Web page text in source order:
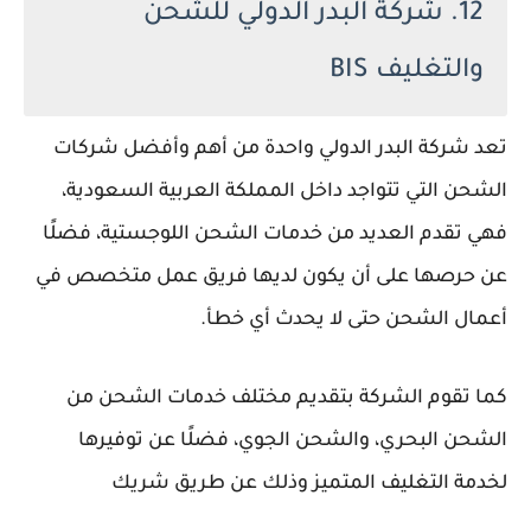
12. شركة البدر الدولي للشحن
والتغليف BIS
تعد شركة البدر الدولي واحدة من أهم وأفضل شركات
الشحن التي تتواجد داخل المملكة العربية السعودية،
فهي تقدم العديد من خدمات الشحن اللوجستية، فضلًا
عن حرصها على أن يكون لديها فريق عمل متخصص في
أعمال الشحن حتى لا يحدث أي خطأ.
كما تقوم الشركة بتقديم مختلف خدمات الشحن من
الشحن البحري، والشحن الجوي، فضلًا عن توفيرها
لخدمة التغليف المتميز وذلك عن طريق شريك